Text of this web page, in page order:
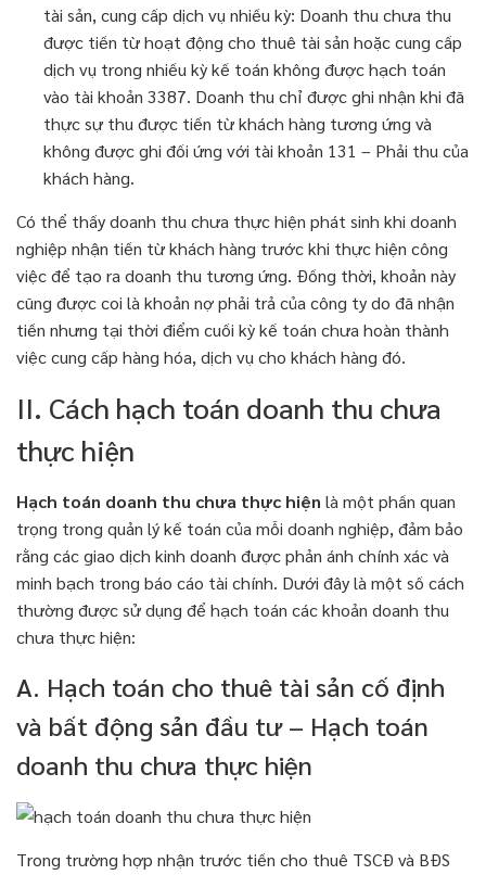
tài sản, cung cấp dịch vụ nhiều kỳ: Doanh thu chưa thu
được tiền từ hoạt động cho thuê tài sản hoặc cung cấp
dịch vụ trong nhiều kỳ kế toán không được hạch toán
vào tài khoản 3387. Doanh thu chỉ được ghi nhận khi đã
thực sự thu được tiền từ khách hàng tương ứng và
không được ghi đối ứng với tài khoản 131 – Phải thu của
khách hàng.
Có thể thấy doanh thu chưa thực hiện phát sinh khi doanh
nghiệp nhận tiền từ khách hàng trước khi thực hiện công
việc để tạo ra doanh thu tương ứng. Đồng thời, khoản này
cũng được coi là khoản nợ phải trả của công ty do đã nhận
tiền nhưng tại thời điểm cuối kỳ kế toán chưa hoàn thành
việc cung cấp hàng hóa, dịch vụ cho khách hàng đó.
II. Cách hạch toán doanh thu chưa
thực hiện
Hạch toán doanh thu chưa thực hiện là một phần quan
trọng trong quản lý kế toán của mỗi doanh nghiệp, đảm bảo
rằng các giao dịch kinh doanh được phản ánh chính xác và
minh bạch trong báo cáo tài chính. Dưới đây là một số cách
thường được sử dụng để hạch toán các khoản doanh thu
chưa thực hiện:
A. Hạch toán cho thuê tài sản cố định
và bất động sản đầu tư – Hạch toán
doanh thu chưa thực hiện
Trong trường hợp nhận trước tiền cho thuê TSCĐ và BĐS